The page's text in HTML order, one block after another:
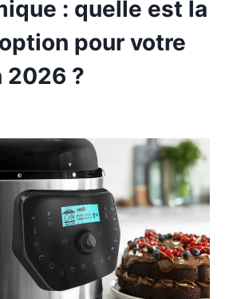
: quelle est la
pour votre
2026 ?